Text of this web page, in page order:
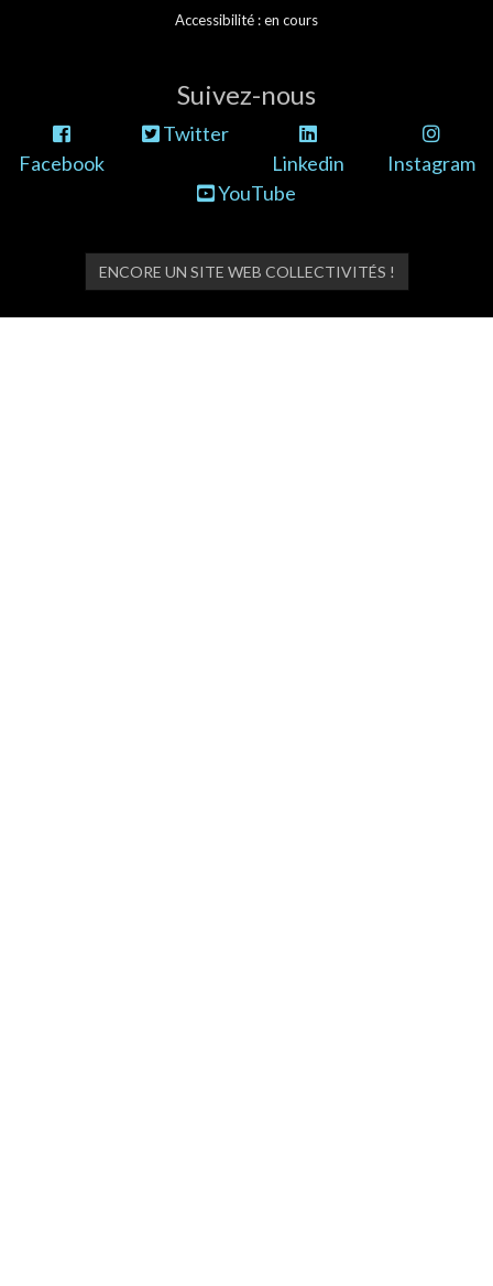
Accessibilité : en cours
Suivez-nous
Facebook
Twitter
Linkedin
Instagram
YouTube
ENCORE UN SITE WEB COLLECTIVITÉS !